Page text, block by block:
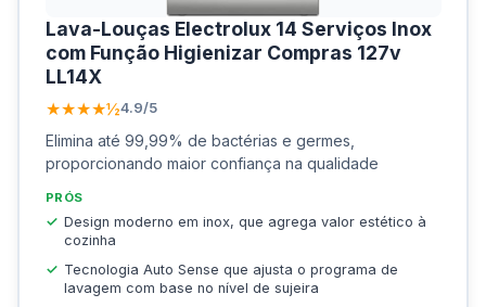
Lava-Louças Electrolux 14 Serviços Inox
com Função Higienizar Compras 127v
LL14X
★★★★½4.9/5
Elimina até 99,99% de bactérias e germes,
proporcionando maior confiança na qualidade
PRÓS
Design moderno em inox, que agrega valor estético à
cozinha
Tecnologia Auto Sense que ajusta o programa de
lavagem com base no nível de sujeira